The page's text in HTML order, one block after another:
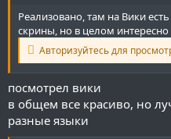
ы
й
г
о
о
Реализовано, там на Вики
скрины, но в целом
Авторизуйтесь для
посмотрел вики
в общем все красиво, но
разные языки